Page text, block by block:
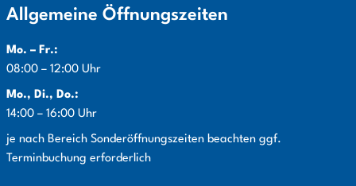
Allgemeine Öffnungszeiten
Mo. – Fr.:
08:00 – 12:00 Uhr
Mo., Di., Do.:
14:00 – 16:00 Uhr
Info:
je nach Bereich Sonderöffnungszeiten beachten ggf.
Terminbuchung erforderlich